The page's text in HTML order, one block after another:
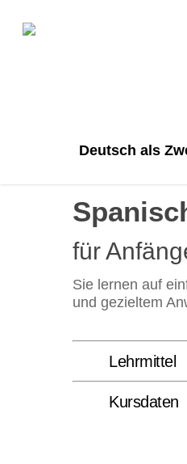
Deutsch als
für
Sie lernen auf
und gezieltem
Lehrmittel
Kursdaten